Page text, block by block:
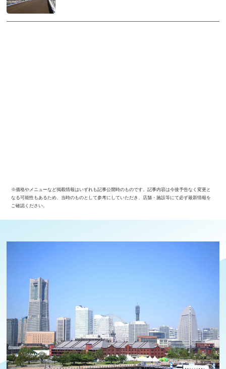
※価格やメニューなど掲載情報はいずれも記事公開時のものです。記事内容は今後予告なく変更と
なる可能性もあるため、当時のものとして参考にしていただき、店舗・施設等にて必ず最新情報を
ご確認ください。